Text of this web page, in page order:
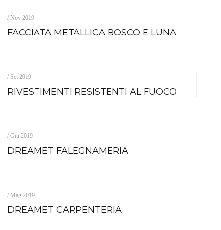
/ Nov 2019
FACCIATA METALLICA BOSCO E LUNA
/ Set 2019
RIVESTIMENTI RESISTENTI AL FUOCO
/ Giu 2019
DREAMET FALEGNAMERIA
/ Mag 2019
DREAMET CARPENTERIA